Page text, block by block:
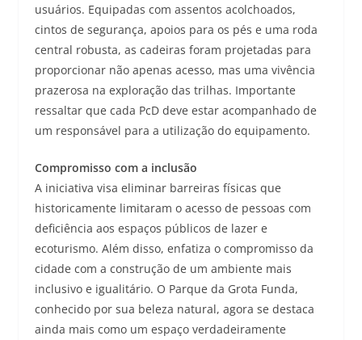
usuários. Equipadas com assentos acolchoados,
cintos de segurança, apoios para os pés e uma roda
central robusta, as cadeiras foram projetadas para
proporcionar não apenas acesso, mas uma vivência
prazerosa na exploração das trilhas. Importante
ressaltar que cada PcD deve estar acompanhado de
um responsável para a utilização do equipamento.
Compromisso com a inclusão
A iniciativa visa eliminar barreiras físicas que
historicamente limitaram o acesso de pessoas com
deficiência aos espaços públicos de lazer e
ecoturismo. Além disso, enfatiza o compromisso da
cidade com a construção de um ambiente mais
inclusivo e igualitário. O Parque da Grota Funda,
conhecido por sua beleza natural, agora se destaca
ainda mais como um espaço verdadeiramente